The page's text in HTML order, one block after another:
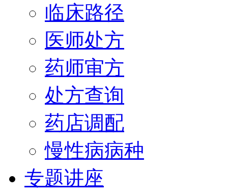
临床路径
医师处方
药师审方
处方查询
药店调配
慢性病病种
专题讲座